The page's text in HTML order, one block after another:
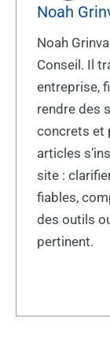
Noah
Noah
Conseil. Il
entreprise,
rendre des
concrets et
articles
site :
fiables,
des outils
pertinent.